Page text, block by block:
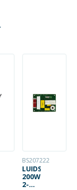
BS207222
200W
2-